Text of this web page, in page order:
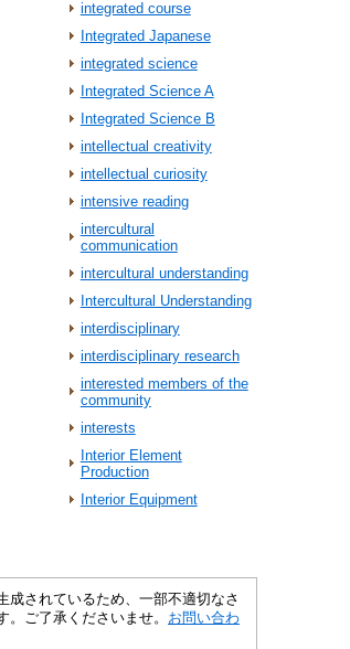
integrated course
Integrated Japanese
integrated science
Integrated Science A
Integrated Science B
intellectual creativity
intellectual curiosity
intensive reading
intercultural
communication
intercultural understanding
Intercultural Understanding
interdisciplinary
interdisciplinary research
interested members of the
community
interests
Interior Element
Production
Interior Equipment
成されているため、一部不適切なさ
ご了承くださいませ。 お問い合わ